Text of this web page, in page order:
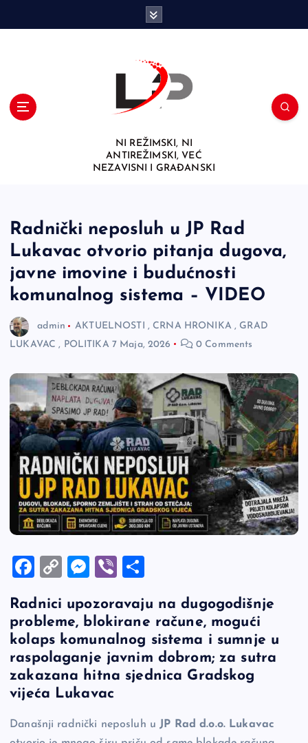
NI REŽIMSKI, NI
ANTIREŽIMSKI, VEĆ
NEZAVISNI I GRAĐANSKI
Radnički neposluh u JP Rad
Lukavac otvorio pitanja dugova,
javne imovine i budućnosti
komunalnog sistema – VIDEO
admin AKTUELNOSTI , CRNA HRONIKA, GRAD
LUKAVAC , POLITIKA 7 Maja, 2026 0 Comments
F
c
e
b
o
o
k
C
p
y
Li
n
k
M
se
n
g
er
Vi
er ar
e
Radnici upozoravaju na dugogodišnje
probleme, blokirane račune, mogući
kolaps komunalnog sistema i sumnje u
raspolaganje javnim dobrom; za sutra
zakazana hitna sjednica Gradskog
vijeća Lukavac
Današnji radnički neposluh u JP Rad d.o.o. Lukavac